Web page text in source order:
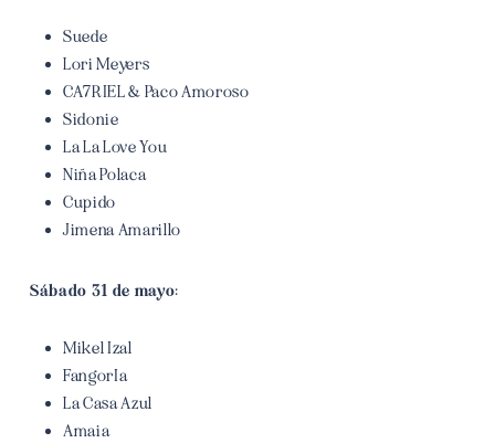
Suede
Lori Meyers
CA7RIEL & Paco Amoroso
Sidonie
La La Love You
Niña Polaca
Cupido
Jimena Amarillo
Sábado 31 de mayo:
Mikel Izal
FangorIa
La Casa Azul
Amaia